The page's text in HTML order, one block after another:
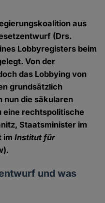
aus
(Drs.
Lobbyregisters beim
Von der
das Lobbying von
grundsätzlich
nun die säkularen
eine rechtspolitische
Staatsminister im
imInstitut für
und was